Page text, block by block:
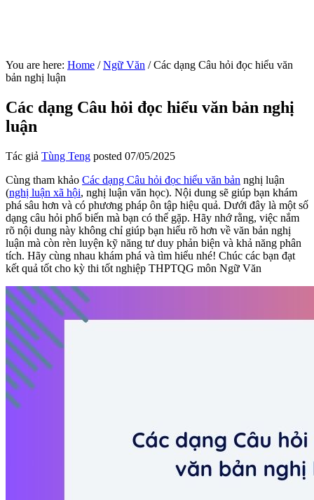
You are here: Home / Ngữ Văn /Các dạng Câu hỏi đọc hiểu văn
bản nghị luận
Các dạng Câu hỏi đọc hiểu văn bản nghị
luận
Tác giả Tùng Teng posted 07/05/2025
Cùng tham khảo Các dạng Câu hỏi đọc hiểu văn bản nghị luận
(nghị luận xã hội, nghị luận văn học). Nội dung sẽ giúp bạn khám
phá sâu hơn và có phương pháp ôn tập hiệu quả. Dưới đây là một số
dạng câu hỏi phổ biến mà bạn có thể gặp. Hãy nhớ rằng, việc nắm
rõ nội dung này không chỉ giúp bạn hiểu rõ hơn về văn bản nghị
luận mà còn rèn luyện kỹ năng tư duy phản biện và khả năng phân
tích. Hãy cùng nhau khám phá và tìm hiểu nhé! Chúc các bạn đạt
kết quả tốt cho kỳ thi tốt nghiệp THPTQG môn Ngữ Văn